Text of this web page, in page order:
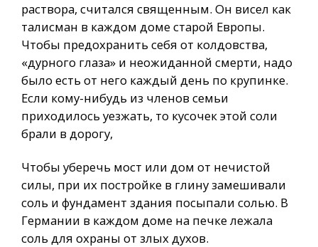
раствора, считался священным. Он висел как
талисман в каждом доме старой Европы.
Чтобы предохранить себя от колдовства,
«дурного глаза» и неожиданной смерти, надо
было есть от него каждый день по крупинке.
Если кому-нибудь из членов семьи
приходилось уезжать, то кусочек этой соли
брали в дорогу,
Чтобы уберечь мост или дом от нечистой
силы, при их постройке в глину замешивали
соль и фундамент здания посыпали солью. В
Германии в каждом доме на печке лежала
соль для охраны от злых духов.